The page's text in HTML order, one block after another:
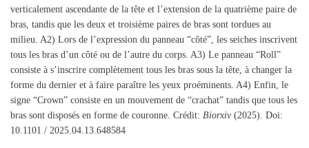
verticalement ascendante de la tête et l’extension de la quatrième paire de
bras, tandis que les deux et troisième paires de bras sont tordues au
milieu. A2) Lors de l’expression du panneau “côté”, les seiches inscrivent
tous les bras d’un côté ou de l’autre du corps. A3) Le panneau “Roll”
consiste à s’inscrire complètement tous les bras sous la tête, à changer la
forme du dernier et à faire paraître les yeux proéminents. A4) Enfin, le
signe “Crown” consiste en un mouvement de “crachat” tandis que tous les
bras sont disposés en forme de couronne. Crédit: Biorxiv(2025). Doi:
10.1101 / 2025.04.13.648584